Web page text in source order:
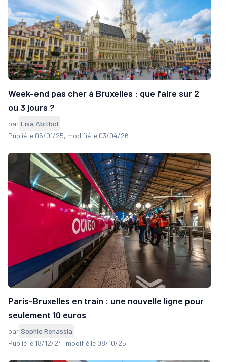
Week-end pas cher à Bruxelles : que faire sur 2
ou 3 jours ?
par Lisa Abitbol
Publié le 06/01/25, modifié le 03/04/26
Paris-Bruxelles en train : une nouvelle ligne pour
seulement 10 euros
par Sophie Renassia
Publié le 18/12/24, modifié le 08/10/25